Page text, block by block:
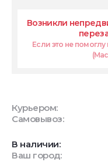
Возникли
Если это не
Курьером:
Самовывоз:
В наличии:
Ваш город: